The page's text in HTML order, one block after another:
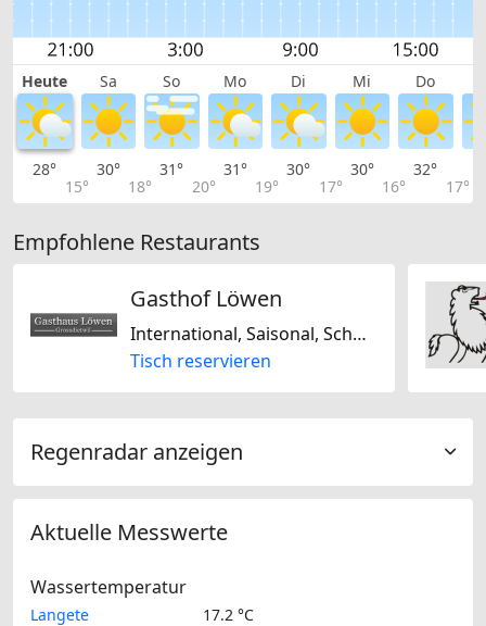
Heute Sa So Mo Di Mi Do
28°
15°
30°
18°
31°
20°
31°
19°
30°
17°
30°
16°
32°
17°
Empfohlene Restaurants
Gasthof Löwen
International, Saisonal, Schweizerisch, Europäisch, Mitteleuropäisch
Tisch reservieren
Regenradar anzeigen
Aktuelle Messwerte
Wassertemperatur
Langete 17.2 °C